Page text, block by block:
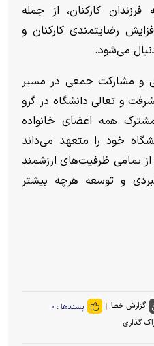
کارکنان، از جمله
رضایتمندی کارکنان و
می‌شود.
و مشارکت جمعی در مسیر
و تعالی دانشگاه در گرو
همه اعضای خانواده
خود را متعهد می‌داند
از تمامی ظرفیت‌های ارزشمند
و توسعه هرچه بیشتر
گزارش خطا پسندها : ۰
گذاری